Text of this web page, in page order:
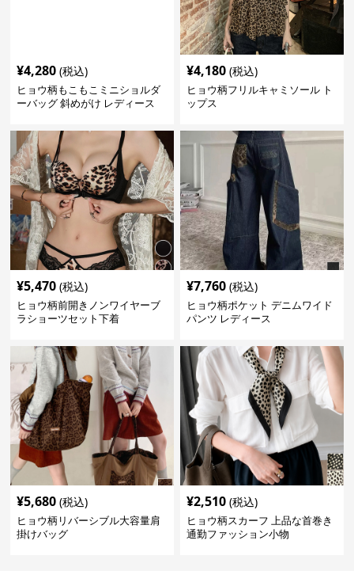
¥4,280 (税込)
ヒョウ柄もこもこミニショルダ
ーバッグ 斜めがけ レディース
¥4,180 (税込)
ヒョウ柄フリルキャミソール ト
ップス
¥5,470 (税込)
ヒョウ柄前開きノンワイヤーブ
ラショーツセット下着
¥7,760 (税込)
ヒョウ柄ポケット デニムワイド
パンツ レディース
¥5,680 (税込)
ヒョウ柄リバーシブル大容量肩
掛けバッグ
¥2,510 (税込)
ヒョウ柄スカーフ 上品な首巻き
通勤ファッション小物